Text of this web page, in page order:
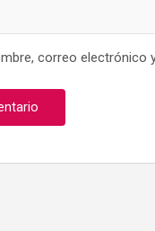
correo electrónico